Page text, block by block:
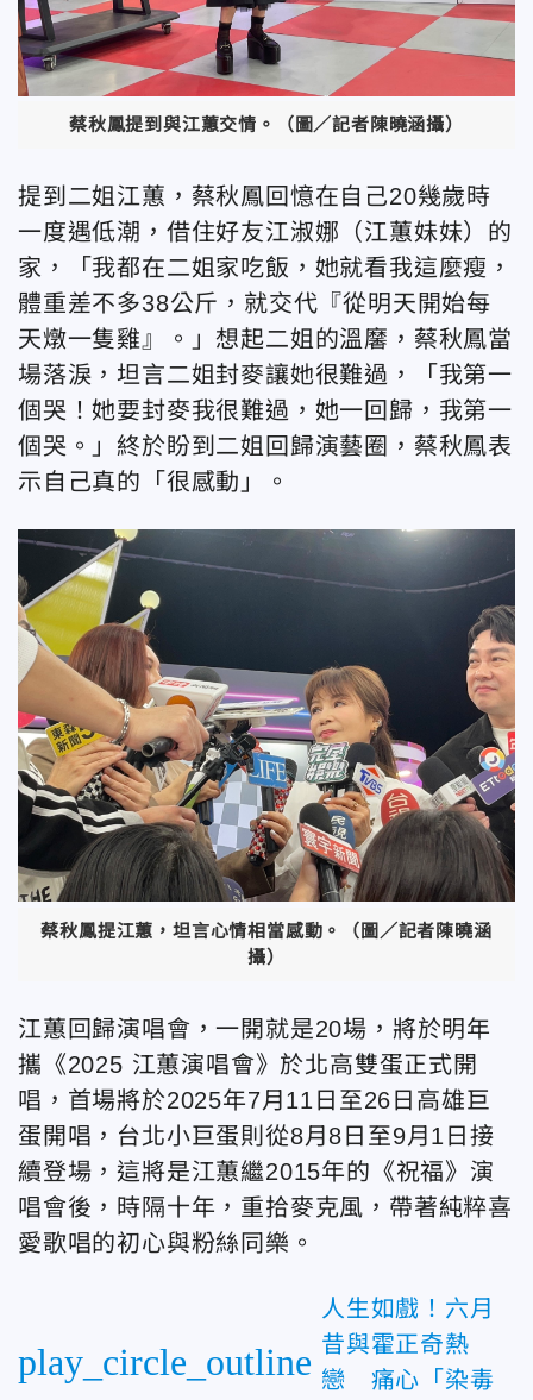
蔡秋鳳提到與江蕙交情。（圖／記者陳曉涵攝）
提到二姐江蕙，蔡秋鳳回憶在自己20幾歲時
一度遇低潮，借住好友江淑娜（江蕙妹妹）的
家，「我都在二姐家吃飯，她就看我這麼瘦，
體重差不多38公斤，就交代『從明天開始每
天燉一隻雞』。」想起二姐的溫黁，蔡秋鳳當
場落淚，坦言二姐封麥讓她很難過，「我第一
個哭！她要封麥我很難過，她一回歸，我第一
個哭。」終於盼到二姐回歸演藝圈，蔡秋鳳表
示自己真的「很感動」。
蔡秋鳳提江蕙，坦言心情相當感動。（圖／記者陳曉涵
攝）
江蕙回歸演唱會，一開就是20場，將於明年
攜《2025 江蕙演唱會》於北高雙蛋正式開
唱，首場將於2025年7月11日至26日高雄巨
蛋開唱，台北小巨蛋則從8月8日至9月1日接
續登場，這將是江蕙繼2015年的《祝福》演
唱會後，時隔十年，重拾麥克風，帶著純粹喜
愛歌唱的初心與粉絲同樂。
play_circle_outline
人生如戲！六月
昔與霍正奇熱
戀 痛心「染毒